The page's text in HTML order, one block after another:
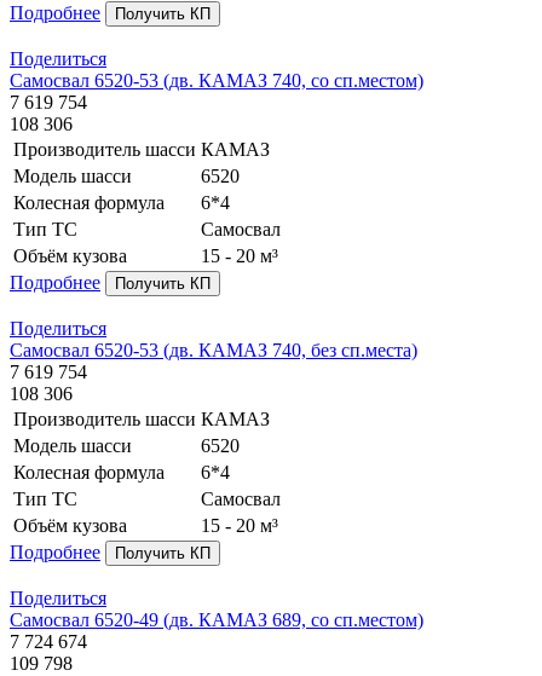
Подробнее
Получить КП
Поделиться
Самосвал 6520-53 (дв. КАМАЗ 740, со сп.местом)
7 619 754
108 306
Производитель шасси КАМАЗ
Модель шасси
6520
Колесная формула
6*4
Тип ТС
Самосвал
Объём кузова
15 - 20 м³
Подробнее
Получить КП
Поделиться
Самосвал 6520-53 (дв. КАМАЗ 740, без сп.места)
7 619 754
108 306
Производитель шасси КАМАЗ
Модель шасси
6520
Колесная формула
6*4
Тип ТС
Самосвал
Объём кузова
15 - 20 м³
Подробнее
Получить КП
Поделиться
Самосвал 6520-49 (дв. КАМАЗ 689, со сп.местом)
7 724 674
109 798